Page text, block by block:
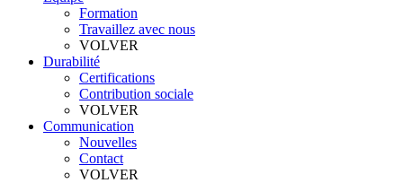
Formation
Travaillez avec nous
VOLVER
Durabilité
Certifications
Contribution sociale
VOLVER
Communication
Nouvelles
Contact
VOLVER